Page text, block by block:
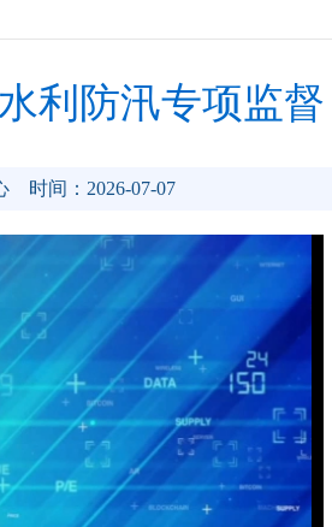
利防汛专项监督
时间：2026-07-07